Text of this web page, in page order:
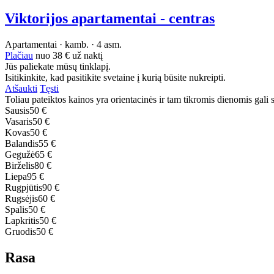
Viktorijos apartamentai - centras
Apartamentai · kamb. · 4 asm.
Plačiau nuo 38 € už naktį
Jūs paliekate mūsų tinklapį.
Isitikinkite, kad pasitikite svetaine į kurią būsite nukreipti.
Atšaukti Tęsti
Toliau pateiktos kainos yra orientacinės ir tam tikromis dienomis gali
Sausis50 €
Vasaris50 €
Kovas50 €
Balandis55 €
Gegužė65 €
Birželis80 €
Liepa95 €
Rugpjūtis90 €
Rugsėjis60 €
Spalis50 €
Lapkritis50 €
Gruodis50 €
Rasa